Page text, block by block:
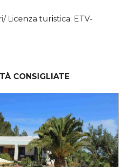
Licenza turistica: ETV-
CONSIGLIATE